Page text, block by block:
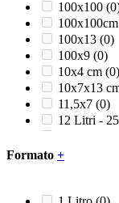
Verde
Verde lime
100x100
100x100cm
100x13 (0)
100x9 (0)
10x4 cm (0)
10x7x13
11,5x7 (0)
12 Litri -
120 Litri
Formato +